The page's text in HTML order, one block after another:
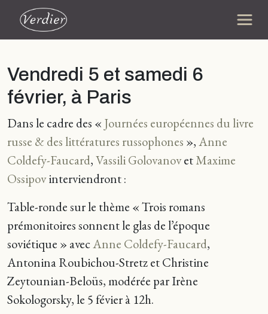
Vendredi 5 et samedi 6
février, à Paris
Dans le cadre des « Journées européennes du livre
russe & des littératures russophones »,Anne
Coldefy-Faucard,Vassili GolovanovetMaxime
Ossipovinterviendront :
Table-ronde sur le thème « Trois romans
prémonitoires sonnent le glas de l’époque
soviétique » avecAnne Coldefy-Faucard,
Antonina Roubichou-Stretz et Christine
Zeytounian-Beloüs, modérée par Irène
Sokologorsky, le 5 févier à 12h.